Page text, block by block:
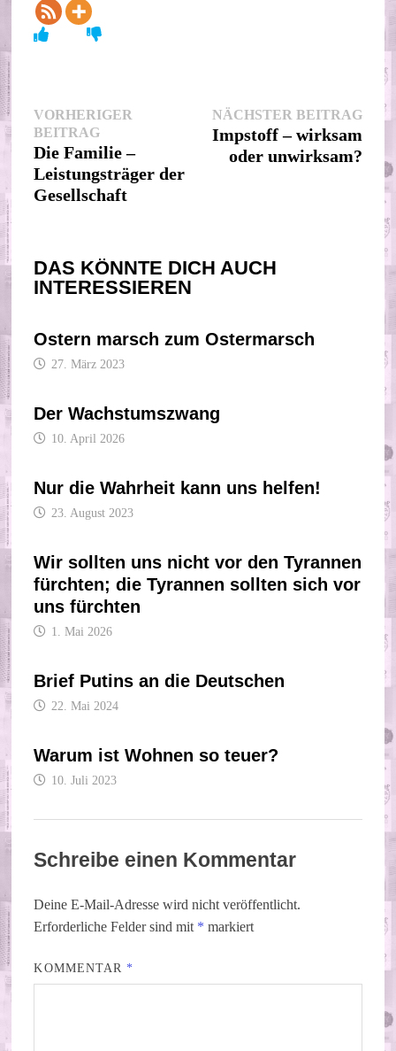
Beitragsnavigation
VORHERIGER
BEITRAGVorheriger
Beitrag:
Die Familie –
Leistungsträger der
Gesellschaft
NÄCHSTER BEITRAG
Impstoff – wirksam
oder unwirksam?
DAS KÖNNTE DICH AUCH
INTERESSIEREN
Ostern marsch zum Ostermarsch
27. März 2023
Der Wachstumszwang
10. April 2026
Nur die Wahrheit kann uns helfen!
23. August 2023
Wir sollten uns nicht vor den Tyrannen
fürchten; die Tyrannen sollten sich vor
uns fürchten
1. Mai 2026
Brief Putins an die Deutschen
22. Mai 2024
Warum ist Wohnen so teuer?
10. Juli 2023
Schreibe einen Kommentar
Deine E-Mail-Adresse wird nicht veröffentlicht.
Erforderliche Felder sind mit * markiert
KOMMENTAR *